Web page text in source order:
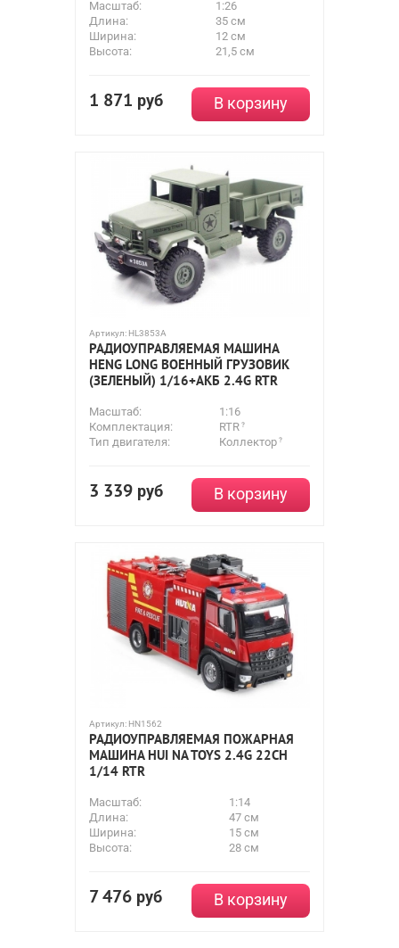
Масштаб:
1:26
Длина:
35 см
Ширина:
12 см
Высота:
21,5 см
1 871 руб В корзину
Артикул: HL3853A
РАДИОУПРАВЛЯЕМАЯ МАШИНА
HENG LONG ВОЕННЫЙ ГРУЗОВИК
(ЗЕЛЕНЫЙ) 1/16+АКБ 2.4G RTR
Масштаб:
1:16
Комплектация:
RTR
Тип двигателя:
Коллектор
3 339 руб В корзину
Артикул: HN1562
РАДИОУПРАВЛЯЕМАЯ ПОЖАРНАЯ
МАШИНА HUI NA TOYS 2.4G 22CH
1/14 RTR
Масштаб:
1:14
Длина:
47 см
Ширина:
15 см
Высота:
28 см
7 476 руб В корзину